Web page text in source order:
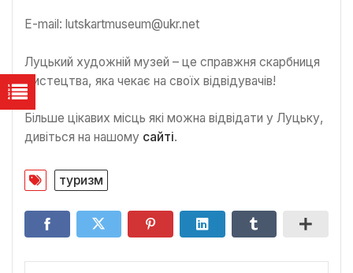
E-mail: lutskartmuseum@ukr.net
Луцький художній музей – це справжня скарбниця
мистецтва, яка чекає на своїх відвідувачів!
Більше цікавих місць які можна відвідати у Луцьку,
дивіться на нашому сайті.
туризм